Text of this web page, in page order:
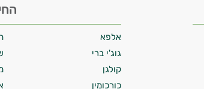
אלפא
גוג'י ברי
קולגן
כורכומין